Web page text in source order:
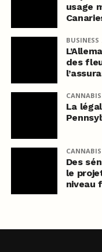
usage
BUSINESS
des
CANNABIS
La
Des
le
niveau